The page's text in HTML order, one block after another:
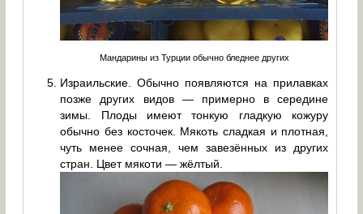
Мандарины из Турции обычно бледнее других
Израильские. Обычно появляются на прилавках
позже других видов — примерно в середине
зимы. Плоды имеют тонкую гладкую кожуру
обычно без косточек. Мякоть сладкая и плотная,
чуть менее сочная, чем завезённых из других
стран. Цвет мякоти — жёлтый.